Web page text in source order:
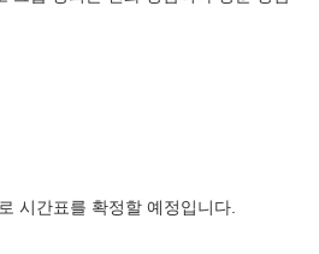
시간표를 확정할 예정입니다.